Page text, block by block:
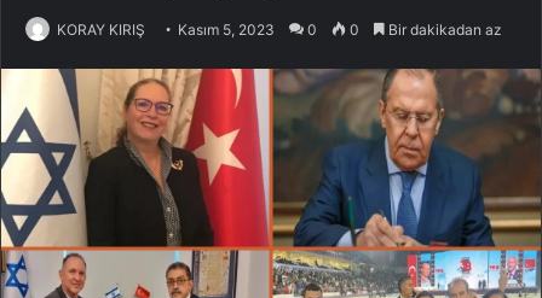
KORAY KIRIŞ Kasım 5, 2023 0 0 Bir dakikadan az